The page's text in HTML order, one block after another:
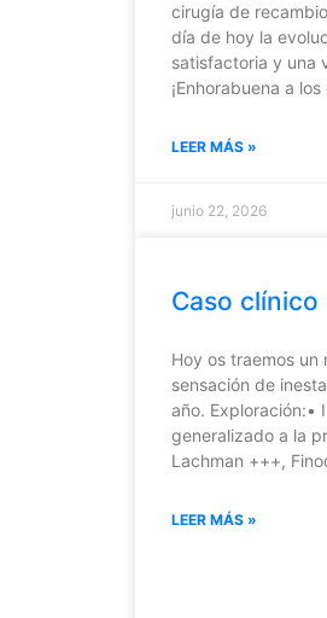
cirugía de
día de hoy la
satisfactoria y una
¡Enhorabuena a
LEER MÁS »
junio 22, 2026
Caso clínico
Hoy os traemos un
sensación de
año. Exploración:•
generalizado a la
Lachman +++,
LEER MÁS »